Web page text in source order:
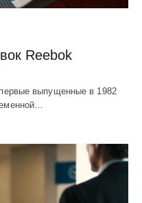
Reebok
выпущенные в 1982